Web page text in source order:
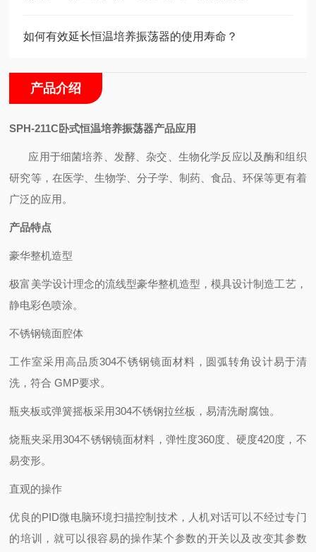
如何有效延长恒温培养振荡器的使用寿命？
产品介绍
SPH-211C 卧式恒温培养振荡器产品应用
应用于细菌培养、发酵、杂交、生物化学反应以及酶和组织
研究等， 在医学、生物学、分子学、制药、食品、环保等更有着
广泛的应用。
产品特点
豪华整机造型
极富美学设计理念的流线型豪华整机造型，模具设计制造工艺，
静电彩色喷涂。
不锈钢镜面腔体
工作室采用高品质304不锈钢镜面材料，圆弧转角设计易于清
洗，符合 GMP要求。
瓶夹板或弹簧摇板采用304不锈钢拉丝板，易清洗耐腐蚀。
烧瓶夹采用304不锈钢镜面材料，弹性度360度、硬度420度，不
易变形。
直观的操作
优良的PID微电脑环境扫描控制技术，人机对话可以不经过专门
的培训，就可以很容易的操作某个参数的开关以及改变其参数